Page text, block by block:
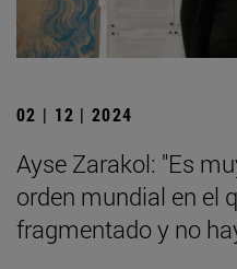
02 | 12 | 2024
Ayse Zarakol: "Es
orden mundial en el
fragmentado y no